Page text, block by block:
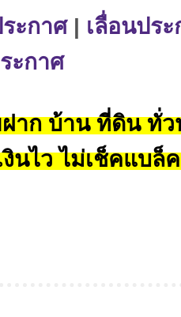
ะกาศ| เลื่อนปร
ะกาศ
าก บ้าน ที่ดิน ทั่ว
งินไว ไม่เช็คแบล็